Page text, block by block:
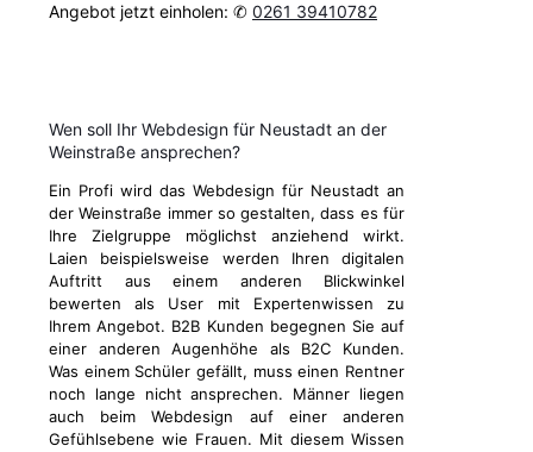
Angebot jetzt einholen: ✆ 0261 39410782
Wen soll Ihr Webdesign für Neustadt an der
Weinstraße ansprechen?
Ein Profi wird das Webdesign für Neustadt an
der Weinstraße immer so gestalten, dass es für
Ihre Zielgruppe möglichst anziehend wirkt.
Laien beispielsweise werden Ihren digitalen
Auftritt aus einem anderen Blickwinkel
bewerten als User mit Expertenwissen zu
Ihrem Angebot. B2B Kunden begegnen Sie auf
einer anderen Augenhöhe als B2C Kunden.
Was einem Schüler gefällt, muss einen Rentner
noch lange nicht ansprechen. Männer liegen
auch beim Webdesign auf einer anderen
Gefühlsebene wie Frauen. Mit diesem Wissen